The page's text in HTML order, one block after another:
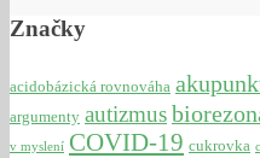
Značky
acidobázická rovnováha
argumenty autizmus
v myslení COVID-19 cukrovka